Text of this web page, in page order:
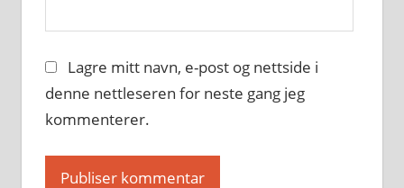
Lagre mitt navn, e-post og nettside i
denne nettleseren for neste gang jeg
kommenterer.